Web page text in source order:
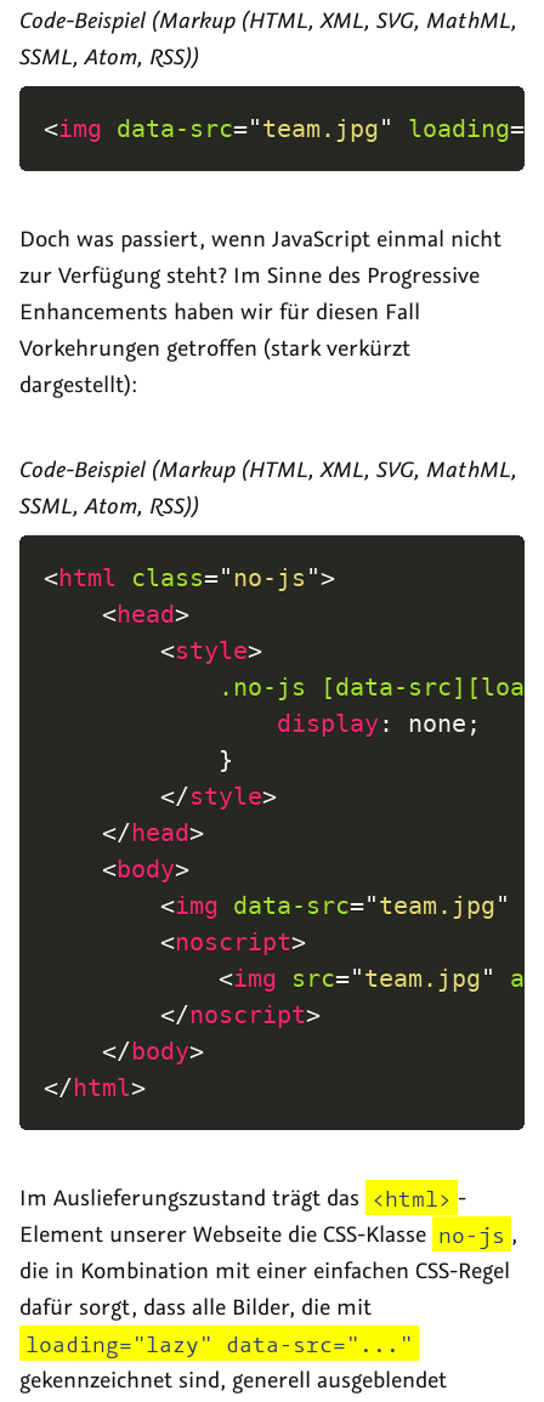
Code-Beispiel (Markup (HTML, XML, SVG, MathML,
SSML, Atom, RSS))
<img data-src="team.jpg" loading=
Doch was passiert, wenn JavaScript einmal nicht
zur Verfügung steht? Im Sinne des Progressive
Enhancements haben wir für diesen Fall
Vorkehrungen getroffen (stark verkürzt
dargestellt):
Code-Beispiel (Markup (HTML, XML, SVG, MathML,
SSML, Atom, RSS))
<html class=" no-js ">
<head>
<style>
.no-js [data-
display : none ;
}
</style>
</head>
<body>
<img data-src="team.jpg"
<noscript>
<img src="team.jpg"
</noscript>
</body>
</html>
Im Auslieferungszustand trägt das <html> -
Element unserer Webseite die CSS-Klasse no-js ,
die in Kombination mit einer einfachen CSS-Regel
dafür sorgt, dass alle Bilder, die mit
loading="lazy" data-src="..."
gekennzeichnet sind, generell ausgeblendet